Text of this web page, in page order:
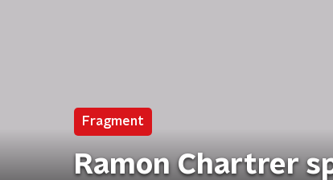
Fragment
Ramon Chartrer